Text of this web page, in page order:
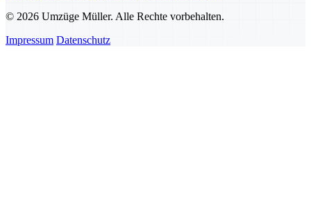
© 2026 Umzüge Müller. Alle Rechte vorbehalten.
Impressum Datenschutz